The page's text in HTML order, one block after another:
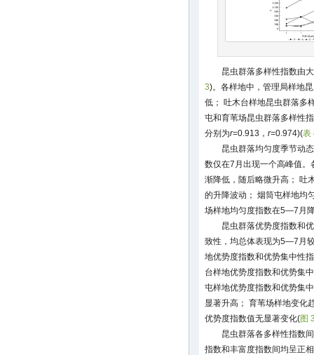
昆虫群落多样性指数由
3)。各样地中，管理局样地
低； 吐木台样地昆虫群落多
屯和育苇场昆虫群落多样性
分别为r=0.913， r=0.974)(表
昆虫群落均匀度季节动
数仅在7月出现一个高峰值
渐降低，随后略微升高； 吐
的升降波动； 烟筒屯样地均
场样地均匀度指数在5—7月
昆虫群落优势度指数和
致性，均总体表现为5—7月
地优势度指数和优势集中性
台样地优势度指数和优势集
屯样地优势度指数和优势集
显著升高； 育苇场样地变化
优势度指数值无显著变化(图
昆虫群落各多样性指数
指数和丰富度指数间均呈正